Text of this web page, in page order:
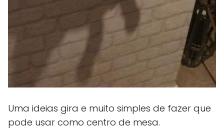
Uma ideias gira e muito simples de fazer que
pode usar como centro de mesa.